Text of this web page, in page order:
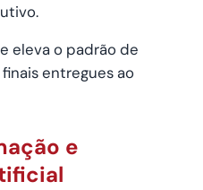
eleva o padrão de
entregues ao
e